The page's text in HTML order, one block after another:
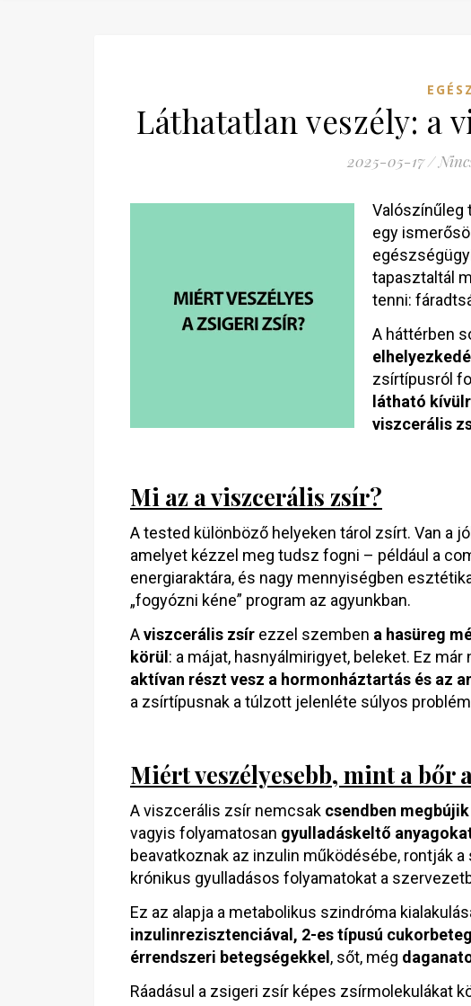
Láthatatlan veszély: a
2025-05-17/
Valószínűleg
egy
tapasztaltál
tenni:
A háttérben
zsírtípusról
látható
viszcerális
Mi az a viszcerális zsír?
A tested különböző helyeken tárol zsírt. Van a
amelyet kézzel meg tudsz fogni – például a
energiaraktára, és nagy mennyiségben
„fogyózni kéne” program az agyunkban.
Aviszcerális zsír ezzel szemben a hasüreg
körül : a májat, hasnyálmirigyet, beleket. Ez
aktívan részt vesz a hormonháztartás és az
a zsírtípusnak a túlzott jelenléte súlyos
Miért veszélyesebb, mint a bőr
A viszcerális zsír nemcsak csendben
vagyis folyamatosan gyulladáskeltő
beavatkoznak az inzulin működésébe, rontják
krónikus gyulladásos folyamatokat a
Ez az alapja a metabolikus szindróma
inzulinrezisztenciával, 2-es típusú
érrendszeri betegségekkel , sőt, még
Ráadásul a zsigeri zsír képes zsírmolekulákat